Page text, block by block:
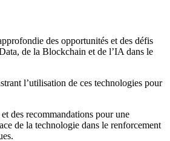
des opportunités et des défis
de la Blockchain et de l’IA dans le
l’utilisation de ces technologies pour
des recommandations pour une
de la technologie dans le renforcement